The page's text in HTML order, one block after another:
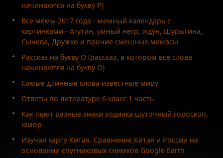
начинаются на букву Р)
Все мемы 2017 года - мемный календарь с
картинками - Агутин, умный негр, ждун, Шурыгина,
Сычева, Дружко и прочие смешные мемасы
Рассказ на букву О (рассказ, в котором все слова
начинаются на букву О)
Самые длинные слова известные миру
Ответы по литературе 6 класс 1 часть
Как пьют разные знаки зодиака шуточный гороскоп,
юмор
Изучая карту Китая. Сравнение Китая и России на
основании спутниковых снимков Google Earth